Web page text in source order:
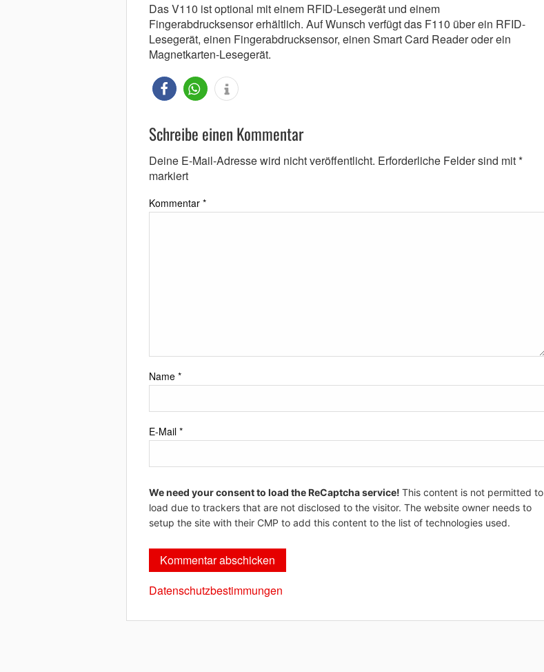
Das V110 ist optional mit einem RFID-Lesegerät und einem
Fingerabdrucksensor erhältlich. Auf Wunsch verfügt das F110 über ein RFID-
Lesegerät, einen Fingerabdrucksensor, einen Smart Card Reader oder ein
Magnetkarten-Lesegerät.
Schreibe einen Kommentar
Deine E-Mail-Adresse wird nicht veröffentlicht. Erforderliche Felder sind mit*
markiert
Kommentar *
Name *
E-Mail *
We need your consent to load the ReCaptcha service! This content is not permitted to
load due to trackers that are not disclosed to the visitor. The website owner needs to
setup the site with their CMP to add this content to the list of technologies used.
Datenschutzbestimmungen